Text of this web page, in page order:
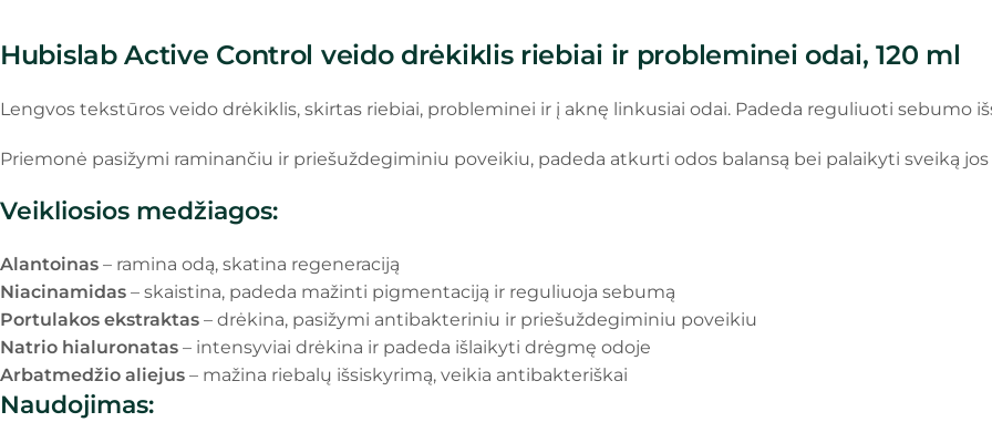
Hubislab Active Control veido drėkiklis riebiai ir probleminei odai, 120 ml
Lengvos tekstūros veido drėkiklis, skirtas riebiai, probleminei ir į aknę linkusiai odai. Padeda reguliuoti sebumo
Priemonė pasižymi raminančiu ir priešuždegiminiu poveikiu, padeda atkurti odos balansą bei palaikyti sveiką jos
Veikliosios medžiagos:
Alantoinas – ramina odą, skatina regeneraciją
Niacinamidas – skaistina, padeda mažinti pigmentaciją ir reguliuoja sebumą
Portulakos ekstraktas – drėkina, pasižymi antibakteriniu ir priešuždegiminiu poveikiu
Natrio hialuronatas – intensyviai drėkina ir padeda išlaikyti drėgmę odoje
Arbatmedžio aliejus – mažina riebalų išsiskyrimą, veikia antibakteriškai
Naudojimas: